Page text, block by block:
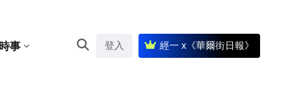
時事 登入 經一 x《華爾街日報》